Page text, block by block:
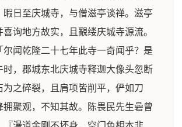
暇日至庆城寺，与僧滋亭谈禅。滋亭
询地方故实，且覶缕庆城寺源流。
尔闻乾隆二十七年此寺一奇闻乎？是
时，郡城东北庆城寺释迦大像头忽断
为之碎裂，且肩项皆削平，俨如刀
拥聚观，不知其故。陈畏民先生碞曾